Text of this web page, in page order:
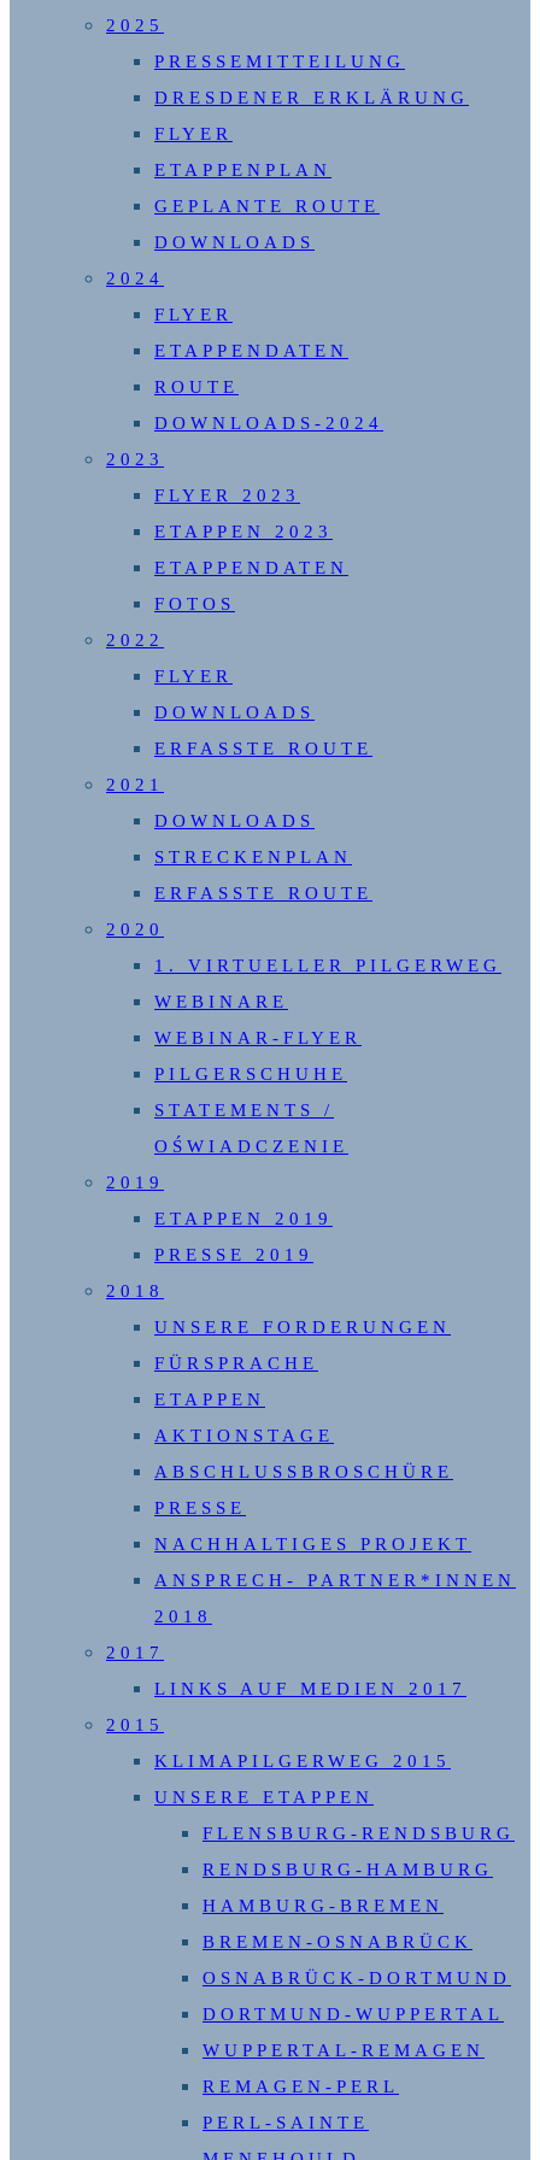
2025
PRESSEMITTEILUNG
DRESDENER ERKLÄRUNG
FLYER
ETAPPENPLAN
GEPLANTE ROUTE
DOWNLOADS
2024
FLYER
ETAPPENDATEN
ROUTE
DOWNLOADS-2024
2023
FLYER 2023
ETAPPEN 2023
ETAPPENDATEN
FOTOS
2022
FLYER
DOWNLOADS
ERFASSTE ROUTE
2021
DOWNLOADS
STRECKENPLAN
ERFASSTE ROUTE
2020
1. VIRTUELLER PILGERWEG
WEBINARE
WEBINAR-FLYER
PILGERSCHUHE
STATEMENTS /
OŚWIADCZENIE
2019
ETAPPEN 2019
PRESSE 2019
2018
UNSERE FORDERUNGEN
FÜRSPRACHE
ETAPPEN
AKTIONSTAGE
ABSCHLUSSBROSCHÜRE
PRESSE
NACHHALTIGES PROJEKT
ANSPRECH- PARTNER*INNEN
2018
2017
LINKS AUF MEDIEN 2017
2015
KLIMAPILGERWEG 2015
UNSERE ETAPPEN
FLENSBURG-RENDSBURG
RENDSBURG-HAMBURG
HAMBURG-BREMEN
BREMEN-OSNABRÜCK
OSNABRÜCK-DORTMUND
DORTMUND-WUPPERTAL
WUPPERTAL-REMAGEN
REMAGEN-PERL
PERL-SAINTE